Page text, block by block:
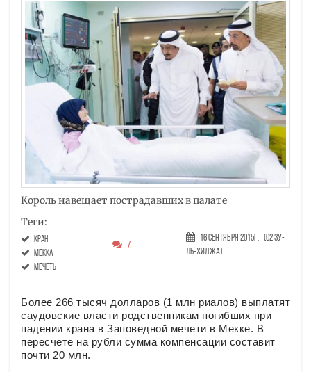
Король навещает пострадавших в палате
Теги:
кран
мекка
мечеть
7
16 Сентября 2015г. (02 Зу-
ль-хиджа)
Более 266 тысяч долларов (1 млн риалов) выплатят
саудовские власти родственникам погибших при
падении крана в Заповедной мечети в Мекке. В
пересчете на рубли сумма компенсации составит
почти 20 млн.